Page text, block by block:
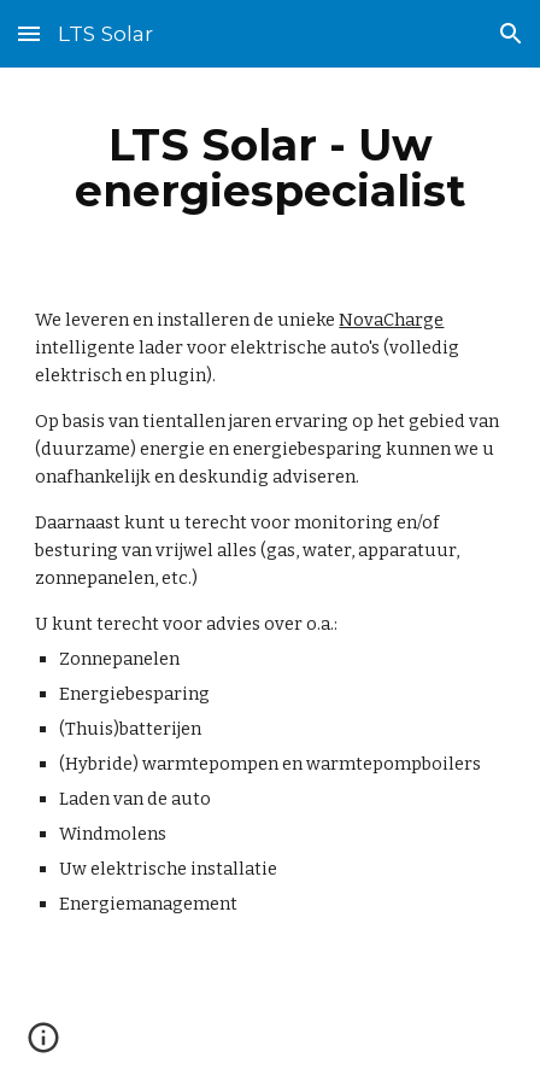
Skip to main content Skip to navigation
LTS Solar
LTS Solar - Uw
energiespecialist
We leveren en installeren de uniekeNovaCharge
intelligente lader voor elektrische auto's (volledig
elektrisch en plugin).
Op basis van tientallen jaren ervaring op het gebied van
(duurzame) energie en energiebesparing kunnen we u
onafhankelijk en deskundig adviseren.
Daarnaast kunt u terecht voor monitoring en/of
besturing van vrijwel alles (gas, water, apparatuur,
zonnepanelen, etc.)
U kunt terecht voor advies over o.a.:
Zonnepanelen
Energiebesparing
(Thuis)batterijen
(Hybride) warmtepompen en warmtepompboilers
Laden van de auto
Windmolens
Uw elektrische installatie
Energiemanagement